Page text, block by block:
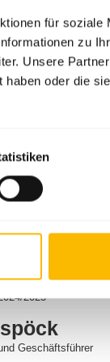
für soziale
zu
Unsere
oder die
2025
Geschäftsführer